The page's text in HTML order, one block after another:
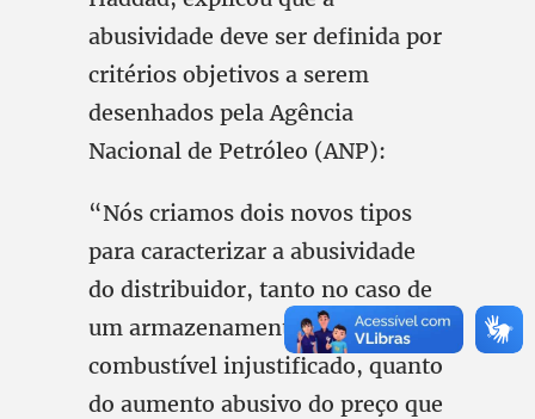
abusividade deve ser definida por
critérios objetivos a serem
desenhados pela Agência
Nacional de Petróleo (ANP):
“Nós criamos dois novos tipos
para caracterizar a abusividade
do distribuidor, tanto no caso de
um armazenamento de
combustível injustificado, quanto
do aumento abusivo do preço que